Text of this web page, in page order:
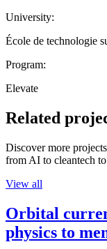
University:
École de technologie
Program:
Elevate
Related
Discover more
from AI to cleantech
View all
Orbital
physics to